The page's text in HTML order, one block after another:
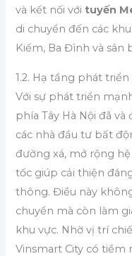
và kết nối vớituyến
di chuyển đến các
Kiếm, Ba Đình và sân
1.2. Hạ tầng phát
Với sự phát triển
phía Tây Hà Nội đã
các nhà đầu tư bất
đường xá, mở rộng
tốc giúp cải thiện
thông. Điều này
chuyển mà còn làm
khu vực. Nhờ vị trí
Vinsmart City có tiềm